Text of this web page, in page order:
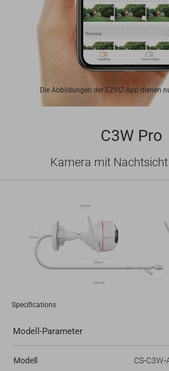
Die Abbildungen der EZVIZ-App dienen
C3W Pro
Kamera mit
Specifications
Modell-Parameter
Modell CS-